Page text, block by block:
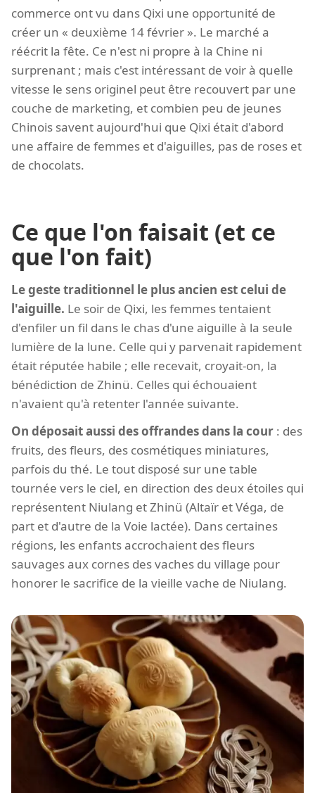
commerce ont vu dans Qixi une opportunité de
créer un « deuxième 14 février ». Le marché a
réécrit la fête. Ce n'est ni propre à la Chine ni
surprenant ; mais c'est intéressant de voir à quelle
vitesse le sens originel peut être recouvert par une
couche de marketing, et combien peu de jeunes
Chinois savent aujourd'hui que Qixi était d'abord
une affaire de femmes et d'aiguilles, pas de roses et
de chocolats.
Ce que l'on faisait (et ce
que l'on fait)
Le geste traditionnel le plus ancien est celui de
l'aiguille. Le soir de Qixi, les femmes tentaient
d'enfiler un fil dans le chas d'une aiguille à la seule
lumière de la lune. Celle qui y parvenait rapidement
était réputée habile ; elle recevait, croyait-on, la
bénédiction de Zhinü. Celles qui échouaient
n'avaient qu'à retenter l'année suivante.
On déposait aussi des offrandes dans la cour : des
fruits, des fleurs, des cosmétiques miniatures,
parfois du thé. Le tout disposé sur une table
tournée vers le ciel, en direction des deux étoiles qui
représentent Niulang et Zhinü (Altaïr et Véga, de
part et d'autre de la Voie lactée). Dans certaines
régions, les enfants accrochaient des fleurs
sauvages aux cornes des vaches du village pour
honorer le sacrifice de la vieille vache de Niulang.